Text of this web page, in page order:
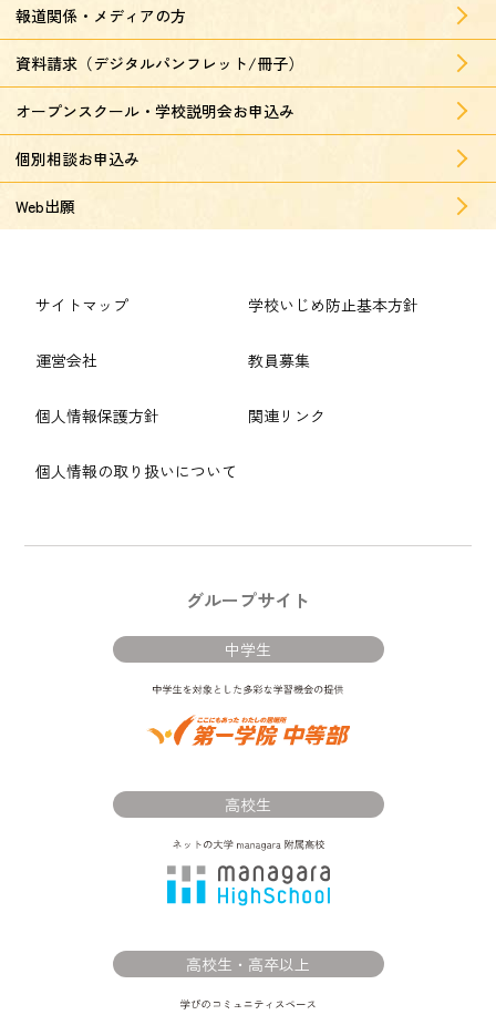
報道関係・メディアの方
資料請求（デジタルパンフレット/冊子）
オープンスクール・学校説明会お申込み
個別相談お申込み
Web出願
サイトマップ
運営会社
個人情報保護方針
個人情報の取り扱いについて
学校いじめ防止基本方針
教員募集
関連リンク
グループサイト
中学生
高校生
高校生・高卒以上